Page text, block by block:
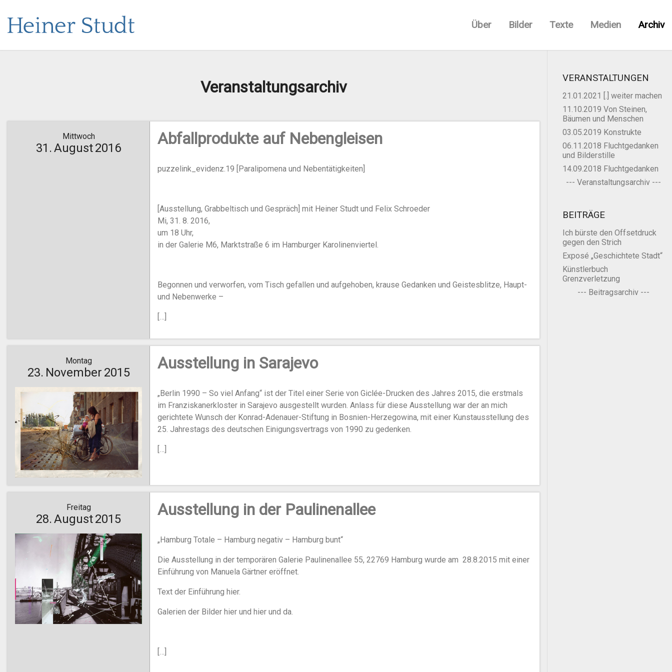
Über Bilder Texte Medien Archiv
Veranstaltungsarchiv
Mittwoch
31.August2016 Abfallprodukte auf Nebengleisen
puzzelink_evidenz.19 [Paralipomena und Nebentätigkeiten]
[Ausstellung, Grabbeltisch und Gespräch] mit Heiner Studt und Felix Schroeder
Mi, 31. 8. 2016,
um 18 Uhr,
in der Galerie M6, Marktstraße 6 im Hamburger Karolinenviertel.
Begonnen und verworfen, vom Tisch gefallen und aufgehoben, krause Gedanken und Geistesblitze, Haupt-
und Nebenwerke –
[…]
Montag
23. November 2015 Ausstellung in Sarajevo
„Berlin 1990 – So viel Anfang“ ist der Titel einer Serie von Giclée-Drucken des Jahres 2015, die erstmals
im Franziskanerkloster in Sarajevo ausgestellt wurden. Anlass für diese Ausstellung war der an mich
gerichtete Wunsch der Konrad-Adenauer-Stiftung in Bosnien-Herzegowina, mit einer Kunstausstellung des
25. Jahrestags des deutschen Einigungsvertrags von 1990 zu gedenken.
[…]
Freitag
28.August2015 Ausstellung in der Paulinenallee
„Hamburg Totale – Hamburg negativ – Hamburg bunt“
Die Ausstellung in der temporären Galerie Paulinenallee 55, 22769 Hamburg wurde am 28.8.2015 mit einer
Einführung von Manuela Gärtner eröffnet.
Text der Einführung hier.
Galerien der Bilder hier und hier und da.
[…]
VERANSTALTUNGEN
21.01.2021 [.] weiter machen
11.10.2019 Von Steinen,
Bäumen und Menschen
03.05.2019 Konstrukte
06.11.2018 Fluchtgedanken
und Bilderstille
14.09.2018 Fluchtgedanken
--- Veranstaltungsarchiv ---
BEITRÄGE
Ich bürste den Offsetdruck
gegen den Strich
Exposé „Geschichtete Stadt“
Künstlerbuch
Grenzverletzung
--- Beitragsarchiv ---